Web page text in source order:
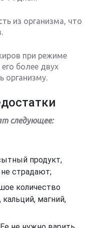
из организма, что
при режиме
более двух
организму.
следующее:
продукт,
страдают;
количество
магний,